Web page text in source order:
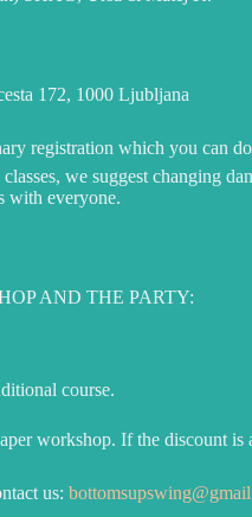
172, 1000 Ljubljana
registration which you
we suggest changing
with everyone.
AND THE PARTY:
course.
workshop. If the discount
us: